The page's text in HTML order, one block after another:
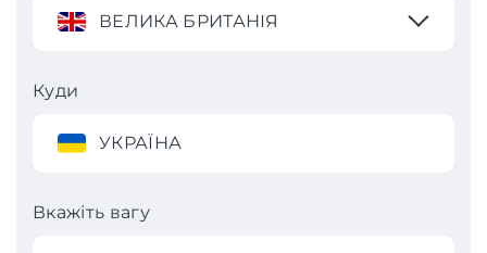
ВЕЛИКА БРИТАНІЯ
Куди
УКРАЇНА
Вкажіть вагу